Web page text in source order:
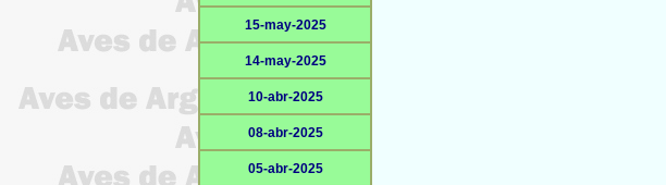
15-may-2025
14-may-2025
10-abr-2025
08-abr-2025
05-abr-2025